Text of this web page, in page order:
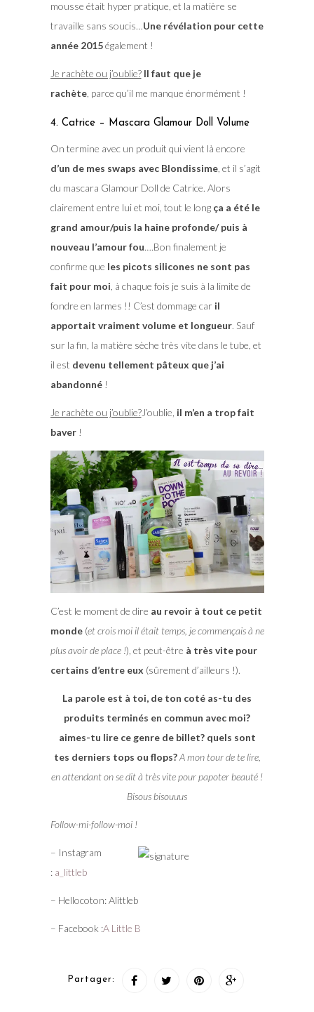
mousse était hyper pratique, et la matière se
travaille sans soucis…Une révélation pour cette
année 2015également !
Je rachète ou j’oublie? Il faut que je
rachète, parce qu’il me manque énormément !
4. Catrice – Mascara Glamour Doll Volume
On termine avec un produit qui vient là encore
d’un de mes swaps avec Blondissime, et il s’agit
du mascara Glamour Doll de Catrice. Alors
clairement entre lui et moi, tout le long ça a été le
grand amour/puis la haine profonde/ puis à
nouveau l’amour fou….Bon finalement je
confirme que les picots silicones ne sont pas
fait pour moi , à chaque fois je suis à la limite de
fondre en larmes !! C’est dommage car il
apportait vraiment volume et longueur. Sauf
sur la fin, la matière sèche très vite dans le tube, et
il est devenu tellement pâteux que j’ai
abandonné!
Je rachète ou j’oublie?J’oublie, il m’en a trop fait
baver!
C’est le moment de dire au revoir à tout ce petit
monde (et crois moi il était temps, je commençais à ne
plus avoir de place !), et peut-être à très vite pour
certains d’entre eux (sûrement d’ailleurs !).
La parole est à toi, de ton coté as-tu des
produits terminés en commun avec moi?
aimes-tu lire ce genre de billet? quels sont
tes derniers tops ou flops?A mon tour de te lire,
en attendant on se dit à très vite pour papoter beauté !
Bisous bisouuus
Follow-mi-follow-moi !
– Instagram
: a_littleb
– Hellocoton: Alittleb
– Facebook :A Little B
Partager: